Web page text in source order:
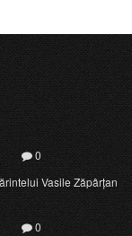
0
Vasile Zăpârțan
0